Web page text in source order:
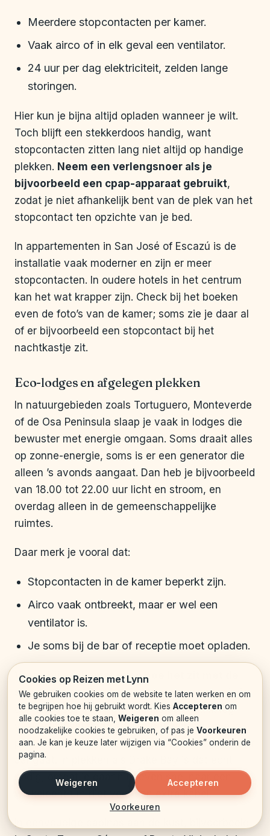
Meerdere stopcontacten per kamer.
Vaak airco of in elk geval een ventilator.
24 uur per dag elektriciteit, zelden lange
storingen.
Hier kun je bijna altijd opladen wanneer je wilt.
Toch blijft een stekkerdoos handig, want
stopcontacten zitten lang niet altijd op handige
plekken. Neem een verlengsnoer als je
bijvoorbeeld een cpap-apparaat gebruikt,
zodat je niet afhankelijk bent van de plek van het
stopcontact ten opzichte van je bed.
In appartementen in San José of Escazú is de
installatie vaak moderner en zijn er meer
stopcontacten. In oudere hotels in het centrum
kan het wat krapper zijn. Check bij het boeken
even de foto’s van de kamer; soms zie je daar al
of er bijvoorbeeld een stopcontact bij het
nachtkastje zit.
Eco-lodges en afgelegen plekken
In natuurgebieden zoals Tortuguero, Monteverde
of de Osa Peninsula slaap je vaak in lodges die
bewuster met energie omgaan. Soms draait alles
op zonne-energie, soms is er een generator die
alleen ’s avonds aangaat. Dan heb je bijvoorbeeld
van 18.00 tot 22.00 uur licht en stroom, en
overdag alleen in de gemeenschappelijke
ruimtes.
Daar merk je vooral dat:
Stopcontacten in de kamer beperkt zijn.
Airco vaak ontbreekt, maar er wel een
ventilator is.
Je soms bij de bar of receptie moet opladen.
Vraag bij aankomst even hoe het zit met de
stroomtijden. Dan kun je plannen wanneer je je
camera-accu’s en powerbanks oplaadt. Ik leg
vaak alles wat opgeladen moet worden op één
plek, zodat ik het niet vergeet zodra de generator
aangaat. In plekken als Drake Bay is dat echt
nodig, omdat je daar niet even snel naar een
winkelcentrum rijdt voor een extra kabel.
In eenvoudige cabinas aan de kust, bijvoorbeeld
Cookies op Reizen met Lynn
We gebruiken cookies om de website te laten werken en om
te begrijpen hoe hij gebruikt wordt. Kies Accepteren om
alle cookies toe te staan, Weigeren om alleen
noodzakelijke cookies te gebruiken, of pas je Voorkeuren
aan. Je kan je keuze later wijzigen via “Cookies” onderin de
pagina.
Weigeren
Voorkeuren
Accepteren